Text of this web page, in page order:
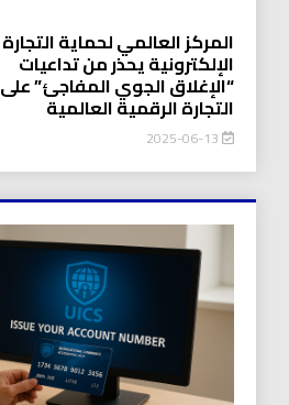
المركز العالمي لحماية التجارة
الإلكترونية يحذر من تداعيات
“الإغلاق الجوي المفاجئ” على
التجارة الرقمية العالمية
2025-06-13